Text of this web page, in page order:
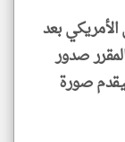
بعد
صدور
صورة